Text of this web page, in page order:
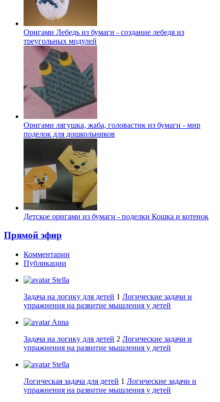
Оригами Лебедь из бумаги - создание лебедя из
треугольных модулей
Оригами лягушка, жаба, головастик из бумаги - мир
поделок для дошкольников
Детское оригами из бумаги - поделки Кошка и котенок
Прямой эфир
Комментарии
Публикации
Stella
Задача на логику для детей 1 Логические задачи и
упражнения на развитие мышления у детей
Anna
Задача на логику для детей 2 Логические задачи и
упражнения на развитие мышления у детей
Stella
Логическая задача для детей 1 Логические задачи и
упражнения на развитие мышления у детей